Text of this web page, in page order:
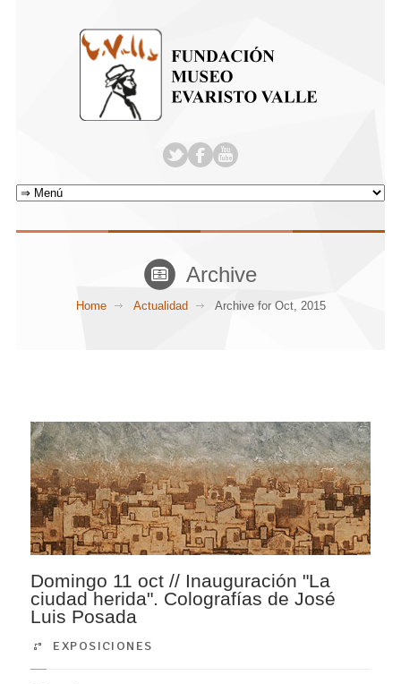
Archive
Home Actualidad Archive for Oct, 2015
Domingo 11 oct // Inauguración "La
ciudad herida". Colografías de José
Luis Posada
EXPOSICIONES